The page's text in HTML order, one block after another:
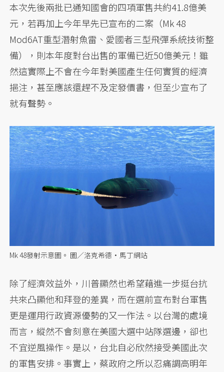
本次先後兩批已通知國會的四項軍售共約41.8億美
元，若再加上今年早先已宣布的二案（Mk 48
Mod6AT重型潛射魚雷、愛國者三型飛彈系統技術整
備），則本年度對台出售的軍備已近50億美元！雖
然這實際上不會在今年對美國產生任何實質的經濟
挹注，甚至應該還趕不及定發價書，但至少宣布了
就有聲勢。
Mk 48發射示意圖。 圖／洛克希德·馬丁網站
除了經濟效益外，川普顯然也希望藉進一步挺台抗
共來凸顯他和拜登的差異，而在選前宣布對台軍售
更是運用行政資源優勢的又一作法。以台灣的處境
而言，縱然不會刻意在美國大選中站隊選邊，卻也
不宜逆風操作。是以，台北自必欣然接受美國此次
的軍售安排。事實上，蔡政府之所以忍痛調高明年